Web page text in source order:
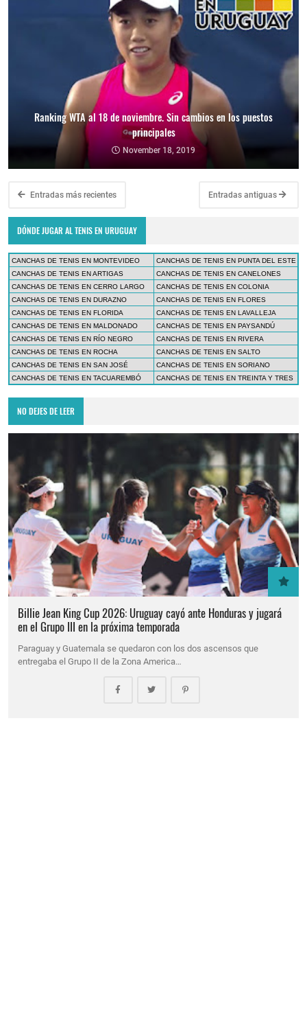
Ranking WTA al 18 de noviembre. Sin cambios en los puestos
principales
November 18, 2019
Entradas más recientes Entradas antiguas
DÓNDE JUGAR AL TENIS EN URUGUAY
CANCHAS DE TENIS EN MONTEVIDEO
CANCHAS DE TENIS EN PUNTA DEL ESTE
CANCHAS DE TENIS EN ARTIGAS
CANCHAS DE TENIS EN CANELONES
CANCHAS DE TENIS EN CERRO LARGO
CANCHAS DE TENIS EN COLONIA
CANCHAS DE TENIS EN DURAZNO
CANCHAS DE TENIS EN FLORES
CANCHAS DE TENIS EN FLORIDA
CANCHAS DE TENIS EN LAVALLEJA
CANCHAS DE TENIS EN MALDONADO
CANCHAS DE TENIS EN PAYSANDÚ
CANCHAS DE TENIS EN RÍO NEGRO
CANCHAS DE TENIS EN RIVERA
CANCHAS DE TENIS EN ROCHA
CANCHAS DE TENIS EN SALTO
CANCHAS DE TENIS EN SAN JOSÉ
CANCHAS DE TENIS EN SORIANO
CANCHAS DE TENIS EN TACUAREMBÓ
CANCHAS DE TENIS EN TREINTA Y TRES
NO DEJES DE LEER
Billie Jean King Cup 2026: Uruguay cayó ante Honduras y jugará
en el Grupo III en la próxima temporada
Paraguay y Guatemala se quedaron con los dos ascensos que
entregaba el Grupo II de la Zona America…